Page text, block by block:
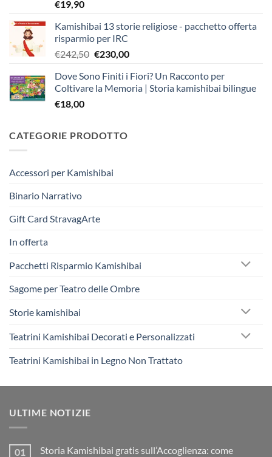
€19,90
Kamishibai 13 storie religiose - pacchetto offerta
risparmio per IRC
€242,50 Il
originale
era:
€230,00Il
attuale
è:
Dove Sono Finiti i Fiori? Un Racconto per
Coltivare la Memoria | Storia kamishibai bilingue
€18,00
CATEGORIE PRODOTTO
Accessori per Kamishibai
Binario Narrativo
Gift Card StravagArte
In offerta
Pacchetti Risparmio Kamishibai
Sagome per Teatro delle Ombre
Storie kamishibai
Teatrini Kamishibai Decorati e Personalizzati
Teatrini Kamishibai in Legno Non Trattato
ULTIME NOTIZIE
01
Storia Kamishibai gratis sull’Accoglienza: come